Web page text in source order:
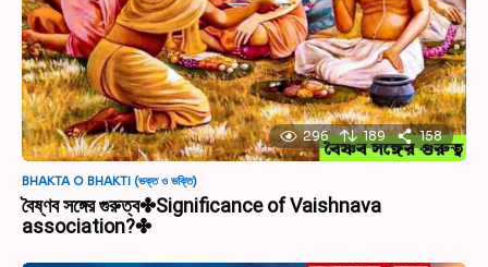
296 189 158
BHAKTA O BHAKTI (ভক্ত ও ভক্তি)
বৈষ্ণব সঙ্গের গুরুত্ব✤Significance of Vaishnava
association?✤